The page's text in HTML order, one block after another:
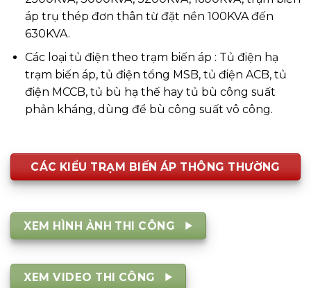
áp trụ thép đơn thân từ đặt nền 100KVA đến
630KVA.
Các loại tủ điện theo trạm biến áp : Tủ điện hạ
trạm biến áp, tủ điện tổng MSB, tủ điện ACB, tủ
điện MCCB, tủ bù hạ thế hay tủ bù công suất
phản kháng, dùng để bù công suất vô công.
CÁC KIỂU TRẠM BIẾN ÁP THÔNG THƯỜNG
XEM HÌNH ẢNH THI CÔNG
XEM VIDEO THI CÔNG